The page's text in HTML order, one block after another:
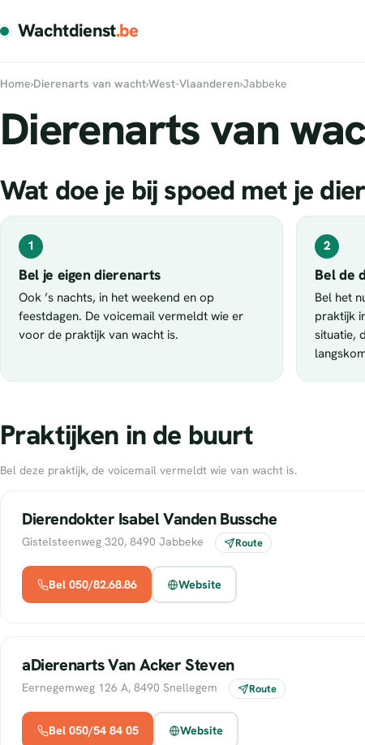
Wachtdienst.be
Home›Dierenarts van wacht›West-Vlaanderen›Jabbeke
Dierenarts van
Wat doe je bij spoed met je
1
Bel je eigen dierenarts
Ook ’s nachts, in het weekend en op
feestdagen. De voicemail vermeldt wie er
voor de praktijk van wacht is.
2
Bel de
Bel het
praktijk
situatie,
Praktijken in de buurt
Bel deze praktijk, de voicemail vermeldt wie van wacht is.
Dierendokter Isabel Vanden Bussche
Gistelsteenweg 320, 8490 Jabbeke Route
Bel 050/82.68.86 Website
aDierenarts Van Acker Steven
Eernegemweg 126 A, 8490 Snellegem Route
Bel 050/54 84 05 Website